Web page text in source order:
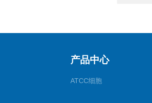
产品中心
ATCC细胞